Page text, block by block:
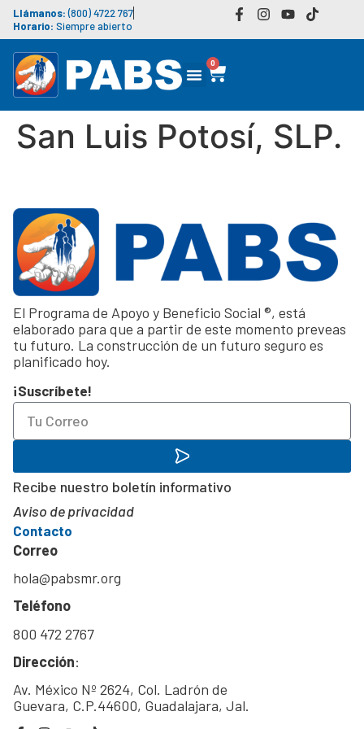
Llámanos:(800) 4722 767
Horario: Siempre abierto
0
San Luis Potosí, SLP.
El Programa de Apoyo y Beneficio Social ®, está
elaborado para que a partir de este momento preveas
tu futuro. La construcción de un futuro seguro es
planificado hoy.
¡Suscríbete!
Recibe nuestro boletín informativo
Aviso de privacidad
Contacto
Correo
hola@pabsmr.org
Teléfono
800 472 2767
Dirección:
Av. México Nº 2624, Col. Ladrón de
Guevara, C.P.44600, Guadalajara, Jal.